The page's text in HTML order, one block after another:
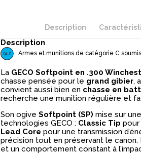
Description
Description
Armes et munitions de catégorie C
La GECO Softpoint en .300
chasse pensée pour le grand gibier,
convient aussi bien en chasse en
recherche une munition régulière et
Son ogive Softpoint (SP) mise sur
technologies GECO : Classic Tip pour
Lead Core pour une transmission
précision tout en préservant le canon.
et un comportement constant à